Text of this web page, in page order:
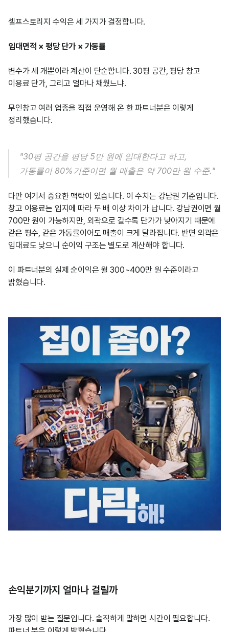
셀프스토리지 수익은 세 가지가 결정합니다.
임대면적 × 평당 단가 × 가동률
변수가 세 개뿐이라 계산이 단순합니다. 30평 공간, 평당 창고
이용료 단가, 그리고 얼마나 채웠느냐.
무인창고 여러 업종을 직접 운영해 온 한 파트너분은 이렇게
정리했습니다.
"30평 공간을 평당 5만 원에 임대한다고 하고,
가동률이 80%기준이면 월 매출은 약 700만 원 수준."
다만 여기서 중요한 맥락이 있습니다. 이 수치는 강남권 기준입니다.
창고 이용료는 입지에 따라 두 배 이상 차이가 납니다. 강남권이면 월
700만 원이 가능하지만, 외곽으로 갈수록 단가가 낮아지기 때문에
같은 평수, 같은 가동률이어도 매출이 크게 달라집니다. 반면 외곽은
임대료도 낮으니 순이익 구조는 별도로 계산해야 합니다.
이 파트너분의 실제 순이익은 월 300~400만 원 수준이라고
밝혔습니다.
손익분기까지 얼마나 걸릴까
가장 많이 받는 질문입니다. 솔직하게 말하면 시간이 필요합니다.